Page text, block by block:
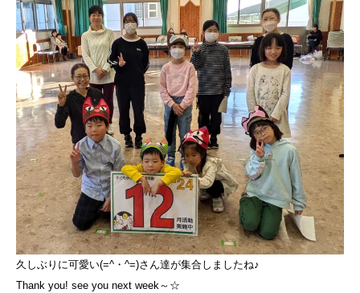
久しぶりに可愛い(=^・^=)さん達が集合しましたね♪
Thank you! see you next week～☆